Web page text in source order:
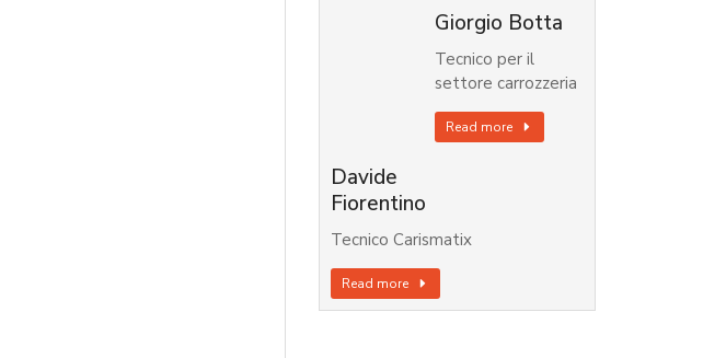
Giorgio Botta
Tecnico per il
settore carrozzeria
Read more
Davide
Fiorentino
Tecnico Carismatix
Read more